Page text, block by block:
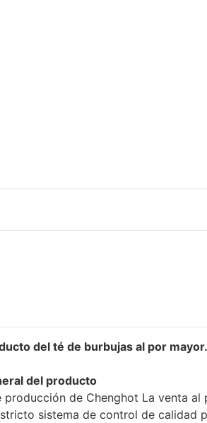
del té de burbujas al por mayor.
del producto
de Chenghot La venta
sistema de control de calidad